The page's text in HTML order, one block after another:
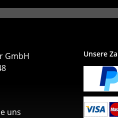
GmbH
uns
Unsere